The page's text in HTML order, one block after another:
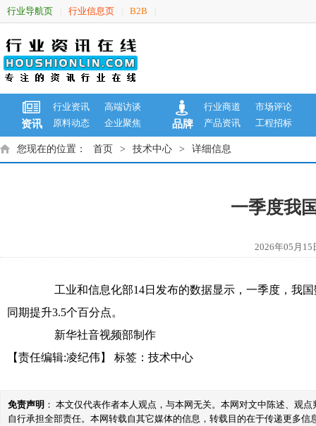
行业导航页 行业信息页 B2B
资讯
行业资讯
高端访谈
原料动态
企业聚焦 品牌
行业商道
市场评论
产品资讯
工程招标
您现在的位置： 首页 > 技术中心 > 详细信息
一季度我
2026年05月
工业和信息化部14日发布的数据显示，一季度，我国
同期提升3.5个百分点。
新华社音视频部制作
【责任编辑:凌纪伟】 标签： 技术中心
免责声明 ： 本文仅代表作者本人观点，与本网无关。本网对文中陈述、观
自行承担全部责任。本网转载自其它媒体的信息，转载目的在于传递更多